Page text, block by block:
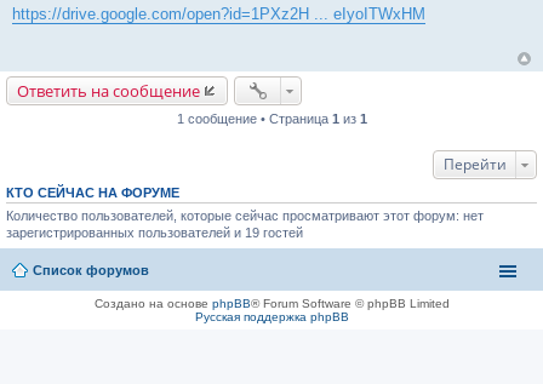
о
о
н
и
е
https://drive.google.com/open?id=1PXz2H ... eIyoITWxHM
Ответить на сообщение
1 сообщение • Страница 1 из 1
Перейти
КТО СЕЙЧАС НА ФОРУМЕ
Количество пользователей, которые сейчас просматривают этот форум: нет
зарегистрированных пользователей и 19 гостей
Список форумов
Создано на основе phpBB® Forum Software © phpBB Limited
Русская поддержка phpBB